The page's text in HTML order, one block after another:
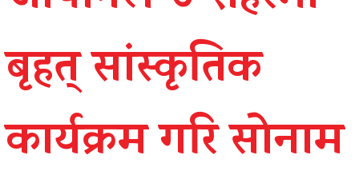
बृहत् सांस्कृतिक
कार्यक्रम गरि सोनाम